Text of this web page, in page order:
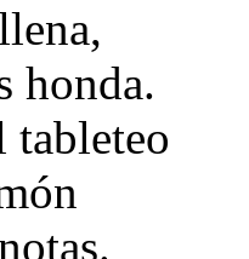
honda.
tableteo